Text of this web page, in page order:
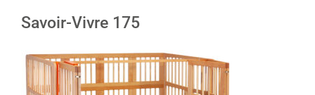
Savoir-Vivre 175